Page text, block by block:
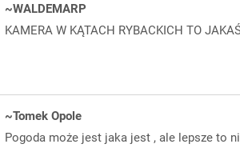
~WALDEMARP
KAMERA W KĄTACH RYBACKICH TO
~Tomek Opole
Pogoda może jest jaka jest , ale lepsze to